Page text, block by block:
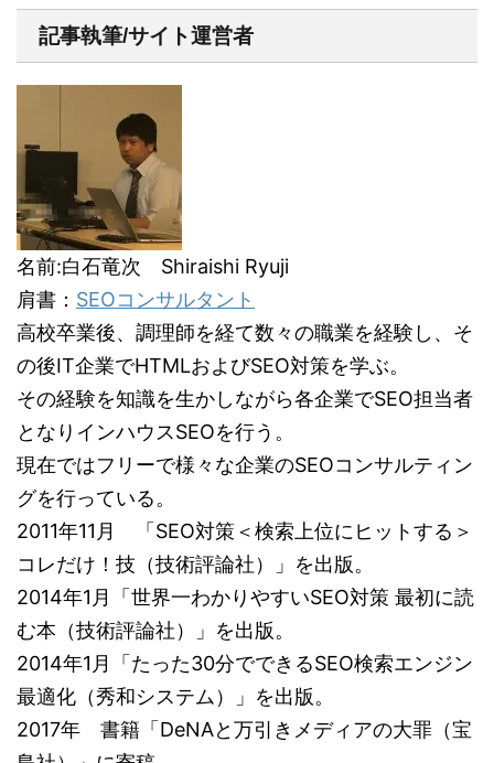
記事執筆/サイト運営者
名前:白石竜次 Shiraishi Ryuji
肩書： SEOコンサルタント
高校卒業後、調理師を経て数々の職業を経験し、そ
の後IT企業でHTMLおよびSEO対策を学ぶ。
その経験を知識を生かしながら各企業でSEO担当者
となりインハウスSEOを行う。
現在ではフリーで様々な企業のSEOコンサルティン
グを行っている。
2011年11月 「SEO対策＜検索上位にヒットする＞
コレだけ！技（技術評論社）」を出版。
2014年1月「世界一わかりやすいSEO対策 最初に読
む本（技術評論社）」を出版。
2014年1月「たった30分でできるSEO検索エンジン
最適化（秀和システム）」を出版。
2017年 書籍「DeNAと万引きメディアの大罪（宝